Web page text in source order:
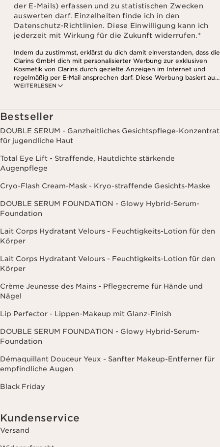
der E-Mails) erfassen und zu statistischen Zwecken
auswerten darf. Einzelheiten finde ich in den
Datenschutz-Richtlinien. Diese Einwilligung kann ich
jederzeit mit Wirkung für die Zukunft widerrufen.*
WEITERLESEN
Indem du zustimmst, erklärst du dich damit einverstanden, dass die
Clarins GmbH dich mit personalisierter Werbung zur exklusiven
Kosmetik von Clarins durch gezielte Anzeigen im Internet und
regelmäßig per E-Mail ansprechen darf. Diese Werbung basiert auf
den Daten, die bei deinem Kontakt mit Clarins anfallen,
mitgeteilt hast. Außerdem stimmst du zu, dass die Clarins GmbH
dein Nutzungsverhalten im Zusammenhang mit dem Newsletter
(z.B. das Öffnen und Lesen der E-Mails) erfassen und zu
statistischen Zwecken auswerten darf. Weitere Informationen
findest du in den Datenschutz-Richtlinien. Diese Einwilligung
Bestseller
DOUBLE SERUM - Ganzheitliches Gesichtspflege-Konzentrat
für jugendliche Haut
Total Eye Lift - Straffende, Hautdichte stärkende
Augenpflege
Cryo-Flash Cream-Mask - Kryo-straffende Gesichts-Maske
DOUBLE SERUM FOUNDATION - Glowy Hybrid-Serum-
Foundation
Lait Corps Hydratant Velours - Feuchtigkeits-Lotion für den
Körper
Lait Corps Hydratant Velours - Feuchtigkeits-Lotion für den
Körper
Crème Jeunesse des Mains - Pflegecreme für Hände und
Nägel
Lip Perfector - Lippen-Makeup mit Glanz-Finish
DOUBLE SERUM FOUNDATION - Glowy Hybrid-Serum-
Foundation
Démaquillant Douceur Yeux - Sanfter Makeup-Entferner für
empfindliche Augen
Black Friday
Kundenservice
Versand